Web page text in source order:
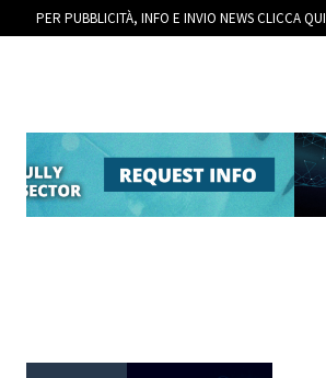
PER PUBBLICITÀ, INFO E INVIO NEWS CLICCA QUI